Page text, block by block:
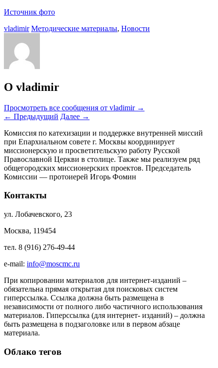
Источник фото
vladimir Методические материалы, Новости
О vladimir
Просмотреть все сообщения от vladimir →
← Предыдущий Далее →
Комиссия по катехизации и поддержке внутренней миссий
при Епархиальном совете г. Москвы координирует
миссионерскую и просветительскую работу Русской
Православной Церкви в столице. Также мы реализуем ряд
общегородских миссионерских проектов. Председатель
Комиссии — протоиерей Игорь Фомин
Контакты
ул. Лобачевского, 23
Москва, 119454
тел. 8 (916) 276-49-44
e-mail: info@moscmc.ru
При копировании материалов для интернет-изданий –
обязательна прямая открытая для поисковых систем
гиперссылка. Ссылка должна быть размещена в
независимости от полного либо частичного использования
материалов. Гиперссылка (для интернет- изданий) – должна
быть размещена в подзаголовке или в первом абзаце
материала.
Облако тегов